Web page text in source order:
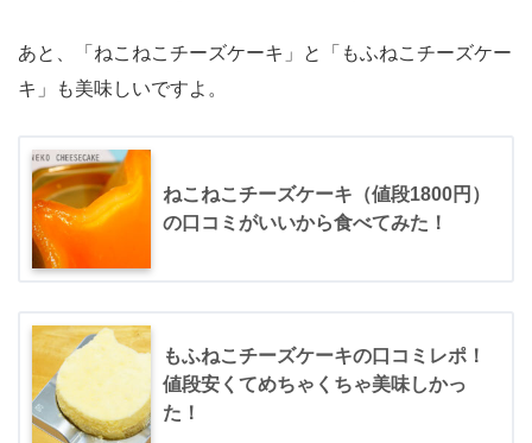
あと、「ねこねこチーズケーキ」と「もふねこチーズケー
キ」も美味しいですよ。
ねこねこチーズケーキ（値段1800円）
の口コミがいいから食べてみた！
もふねこチーズケーキの口コミレポ！
値段安くてめちゃくちゃ美味しかっ
た！